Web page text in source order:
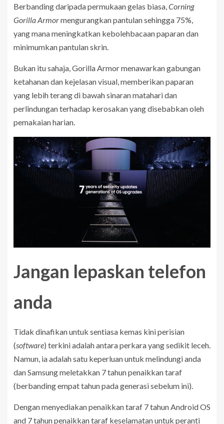
Berbanding daripada permukaan gelas biasa, Corning
Gorilla Armormengurangkan pantulan sehingga 75%,
yang mana meningkatkan kebolehbacaan paparan dan
minimumkan pantulan skrin.
Bukan itu sahaja, Gorilla Armor menawarkan gabungan
ketahanan dan kejelasan visual, memberikan paparan
yang lebih terang di bawah sinaran matahari dan
perlindungan terhadap kerosakan yang disebabkan oleh
pemakaian harian.
Jangan lepaskan telefon
anda
Tidak dinafikan untuk sentiasa kemas kini perisian
(software) terkini adalah antara perkara yang sedikit leceh.
Namun, ia adalah satu keperluan untuk melindungi anda
dan Samsung meletakkan 7 tahun penaikkan taraf
(berbanding empat tahun pada generasi sebelum ini).
Dengan menyediakan penaikkan taraf 7 tahun Android OS
and 7 tahun penaikkan taraf keselamatan untuk peranti